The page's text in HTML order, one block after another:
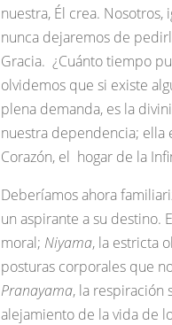
nuestra, Él crea. Nosotros,
nunca dejaremos de
Gracia. ¿Cuánto tiempo
olvidemos que si existe
plena demanda, es la
nuestra dependencia; ella
Corazón, el hogar de la
Deberíamos ahora
un aspirante a su destino.
moral; Niyama, la estricta
posturas corporales que
Pranayama, la respiración
alejamiento de la vida de